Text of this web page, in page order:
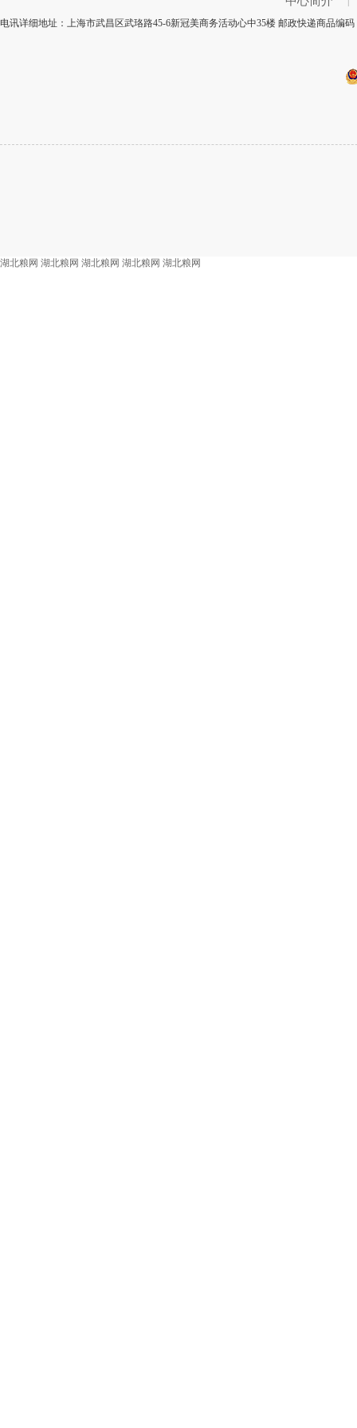
电讯详细地址：上海市武昌区武珞路45-6新冠美商务活动心中35楼 邮政快递商品编
湖北粮网 湖北粮网 湖北粮网 湖北粮网 湖北粮网